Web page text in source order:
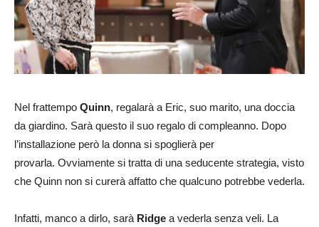
Nel frattempo Quinn, regalarà a Eric, suo marito, una doccia
da giardino. Sarà questo il suo regalo di compleanno. Dopo
l’installazione però la donna si spoglierà per
provarla. Ovviamente si tratta di una seducente strategia, visto
che Quinn non si curerà affatto che qualcuno potrebbe vederla.
Infatti, manco a dirlo, sarà Ridge a vederla senza veli. La